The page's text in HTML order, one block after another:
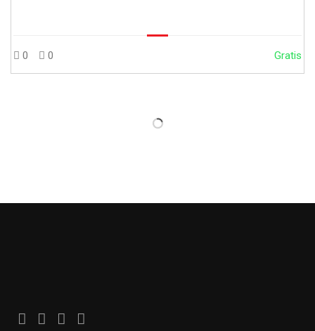
0 0 Gratis